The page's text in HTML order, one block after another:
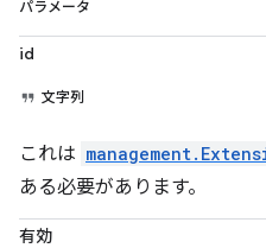
パラメータ
id
文字列
これは
ある必要があります。
有効